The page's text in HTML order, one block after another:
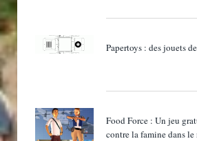
Papertoys : des jouets
Food Force : Un jeu
contre la famine dans le